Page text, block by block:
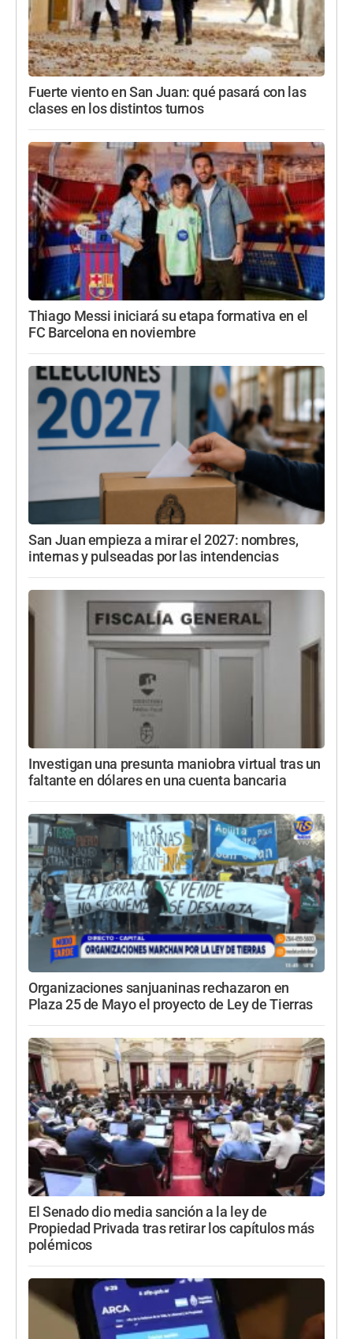
Fuerte viento en San Juan: qué pasará con las
clases en los distintos turnos
Thiago Messi iniciará su etapa formativa en el
FC Barcelona en noviembre
San Juan empieza a mirar el 2027: nombres,
internas y pulseadas por las intendencias
Investigan una presunta maniobra virtual tras un
faltante en dólares en una cuenta bancaria
Organizaciones sanjuaninas rechazaron en
Plaza 25 de Mayo el proyecto de Ley de Tierras
El Senado dio media sanción a la ley de
Propiedad Privada tras retirar los capítulos más
polémicos